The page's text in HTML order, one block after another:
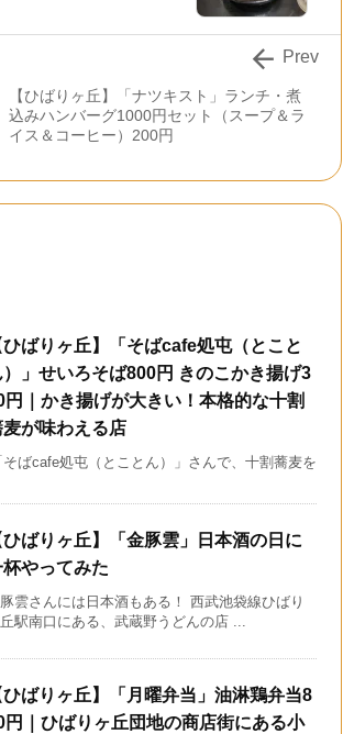
【ひばりヶ丘】「ナツキスト」ランチ・煮
込みハンバーグ1000円セット（スープ＆ラ
イス＆コーヒー）200円
 Prev
ひばりヶ丘】「そばcafe処屯（とこと
）」せいろそば800円 きのこかき揚げ3
円｜かき揚げが大きい！本格的な十割
麦が味わえる店
ばcafe処屯（とことん）」さんで、十割蕎麦を
ひばりヶ丘】「金豚雲」日本酒の日に
杯やってみた
雲さんには日本酒もある！ 西武池袋線ひばり
駅南口にある、武蔵野うどんの店 ...
ひばりヶ丘】「月曜弁当」油淋鶏弁当8
円｜ひばりヶ丘団地の商店街にある小